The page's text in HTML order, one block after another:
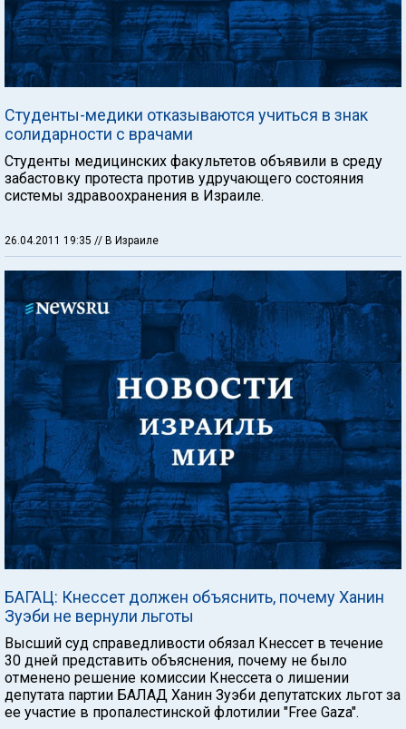
Студенты-медики отказываются учиться в знак
солидарности с врачами
Студенты медицинских факультетов объявили в среду
забастовку протеста против удручающего состояния
системы здравоохранения в Израиле.
26.04.2011 19:35 // В Израиле
БАГАЦ: Кнессет должен объяснить, почему Ханин
Зуэби не вернули льготы
Высший суд справедливости обязал Кнессет в течение
30 дней представить объяснения, почему не было
отменено решение комиссии Кнессета о лишении
депутата партии БАЛАД Ханин Зуэби депутатских льгот за
ее участие в пропалестинской флотилии "Free Gaza".